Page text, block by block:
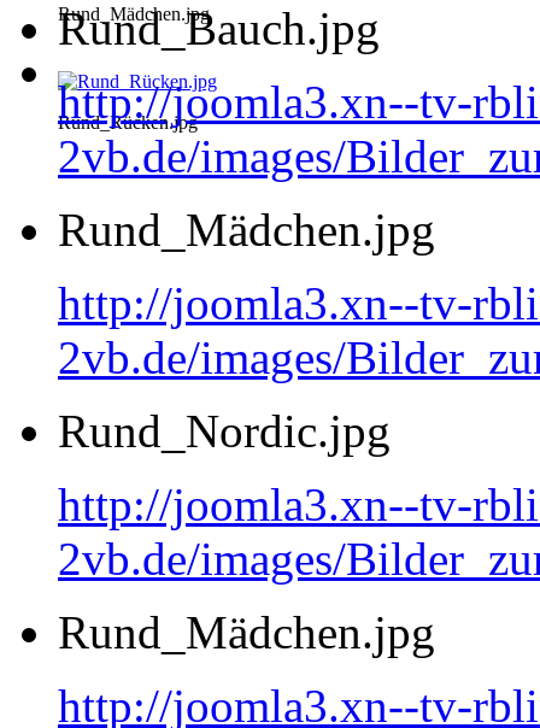
Rund_Mädchen.jpg
Rund_Rücken.jpg
Rund_Bauch.jpg
http://joomla3.xn--tv-
2vb.de/images/
Rund_Mädchen.jpg
http://joomla3.xn--tv-
2vb.de/images/
Rund_Nordic.jpg
http://joomla3.xn--tv-
2vb.de/images/
Rund_Mädchen.jpg
http://joomla3.xn--tv-